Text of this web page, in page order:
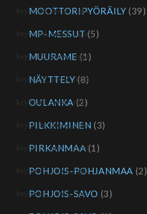
MOOTTORIPYÖRÄILY (39)
MP-MESSUT (5)
MUURAME (1)
NÄYTTELY (8)
OULANKA (2)
PILKKIMINEN (3)
PIRKANMAA (1)
POHJOIS-POHJANMAA (2)
POHJOIS-SAVO (3)